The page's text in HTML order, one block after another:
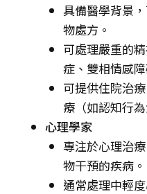
具備醫學背景
物處方。
可處理嚴重的
症、雙相情感障
可提供住院治
療（如認知行
心理學家
專注於心理治
物干預的疾病。
通常處理中輕